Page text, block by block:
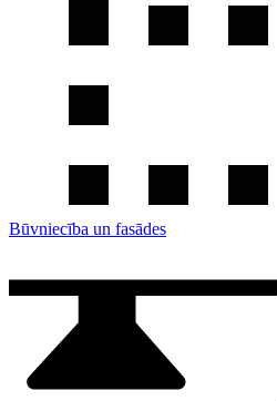
Būvniecība un fasādes